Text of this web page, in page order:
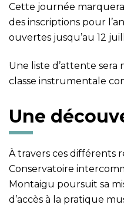
Cette journée
des inscriptions pour
ouvertes jusqu’au 12
Une liste d’attente sera
classe instrumentale
Une
À travers ces différents
Conservatoire
Montaigu poursuit sa
d’accès à la pratique